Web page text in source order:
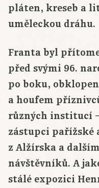
pláten, kreseb a
uměleckou dráhu.
Franta byl
před svými 96.
po boku,
a houfem
různých institucí
zástupci pařížské
z Alžírska a
návštěvníků. A
stálé expozici